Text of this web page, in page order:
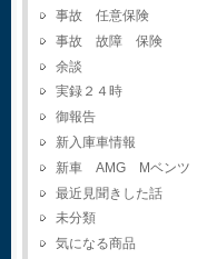
事故 任意保険
事故 故障 保険
余談
実録２４時
御報告
新入庫車情報
新車 AMG Mベンツ
最近見聞きした話
未分類
気になる商品